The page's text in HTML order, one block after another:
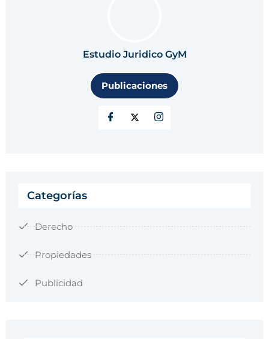
Estudio Juridico GyM
Publicaciones
Categorías
Derecho
Propiedades
Publicidad